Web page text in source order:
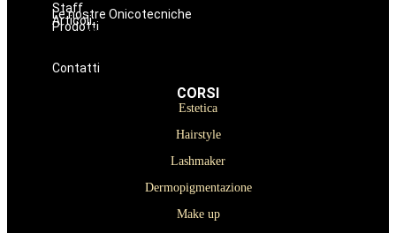
Staff
Le nostre Onicotecniche
Articoli
ProdottiOniconails
Prodotti per ricostruzione unghie
Contatti
CORSI
Estetica
Hairstyle
Lashmaker
Dermopigmentazione
Make up